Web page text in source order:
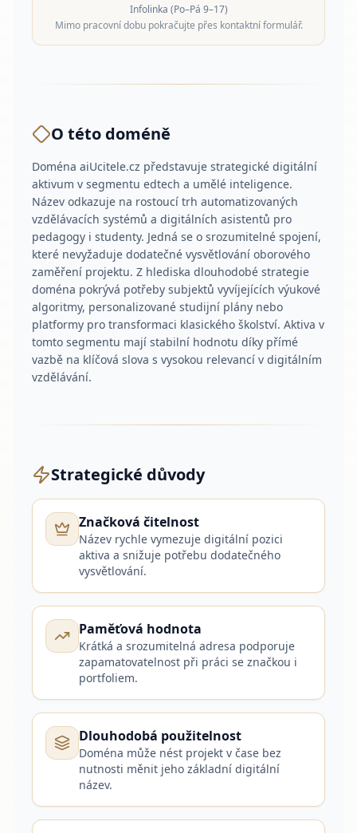
Infolinka (Po–Pá 9–17)
Mimo pracovní dobu pokračujte přes kontaktní formulář.
O této doméně
Doména aiUcitele.cz představuje strategické digitální
aktivum v segmentu edtech a umělé inteligence.
Název odkazuje na rostoucí trh automatizovaných
vzdělávacích systémů a digitálních asistentů pro
pedagogy i studenty. Jedná se o srozumitelné spojení,
které nevyžaduje dodatečné vysvětlování oborového
zaměření projektu. Z hlediska dlouhodobé strategie
doména pokrývá potřeby subjektů vyvíjejících výukové
algoritmy, personalizované studijní plány nebo
platformy pro transformaci klasického školství. Aktiva v
tomto segmentu mají stabilní hodnotu díky přímé
vazbě na klíčová slova s vysokou relevancí v digitálním
vzdělávání.
Strategické důvody
Značková čitelnost
Název rychle vymezuje digitální pozici
aktiva a snižuje potřebu dodatečného
vysvětlování.
Paměťová hodnota
Krátká a srozumitelná adresa podporuje
zapamatovatelnost při práci se značkou i
portfoliem.
Dlouhodobá použitelnost
Doména může nést projekt v čase bez
nutnosti měnit jeho základní digitální
název.